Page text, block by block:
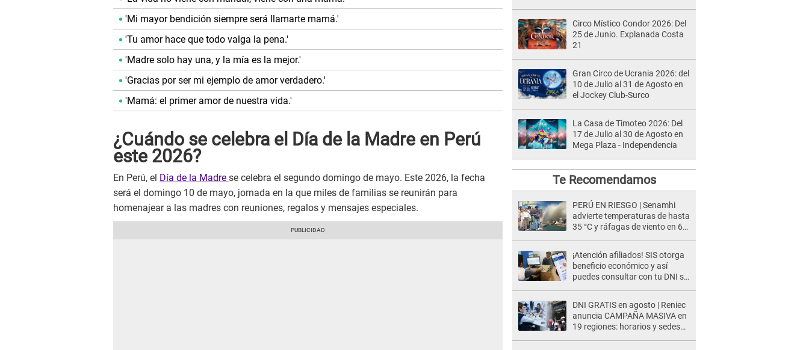
'Mi mayor bendición siempre será llamarte mamá.'
'Tu amor hace que todo valga la pena.'
'Madre solo hay una, y la mía es la mejor.'
'Gracias por ser mi ejemplo de amor verdadero.'
'Mamá: el primer amor de nuestra vida.'
¿Cuándo se celebra el Día de la Madre en Perú
este 2026?
En Perú, el Día de la Madre se celebra el segundo domingo de mayo. Este 2026, la fecha
será el domingo 10 de mayo, jornada en la que miles de familias se reunirán para
homenajear a las madres con reuniones, regalos y mensajes especiales.
Circo Místico Condor 2026: Del
25 de Junio. Explanada Costa
21
Gran Circo de Ucrania 2026: del
10 de Julio al 31 de Agosto en
el Jockey Club-Surco
La Casa de Timoteo 2026: Del
17 de Julio al 30 de Agosto en
Mega Plaza - Independencia
Te Recomendamos
PERÚ EN RIESGO | Senamhi
advierte temperaturas de hasta
35 °C y ráfagas de viento en 6
¡Atención afiliados! SIS otorga
beneficio económico y así
puedes consultar con tu DNI si
DNI GRATIS en agosto | Reniec
anuncia CAMPAÑA MASIVA en
19 regiones: horarios y sedes